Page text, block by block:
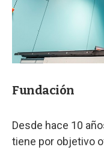
Fundación
Desde hace 10
tiene por objetivo